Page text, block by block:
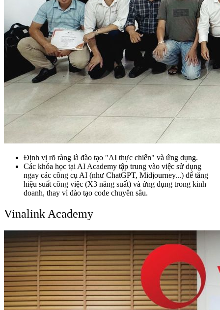
Định vị rõ ràng là đào tạo "AI thực chiến" và ứng dụng.
Các khóa học tại AI Academy tập trung vào việc sử dụng
ngay các công cụ AI (như ChatGPT, Midjourney...) để tăng
hiệu suất công việc (X3 năng suất) và ứng dụng trong kinh
doanh, thay vì đào tạo code chuyên sâu.
Vinalink Academy